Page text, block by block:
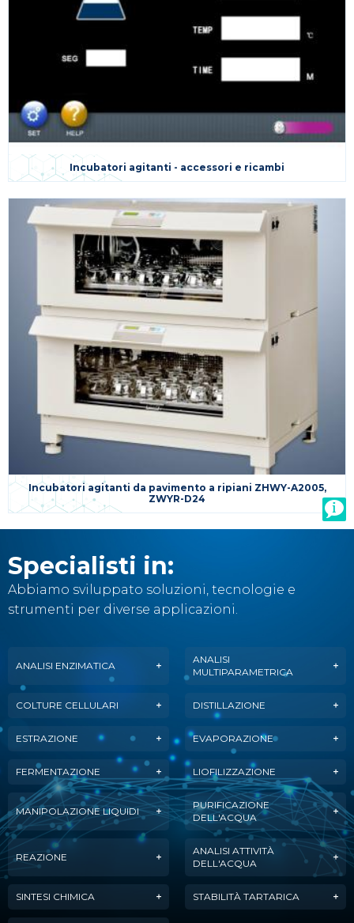
Incubatori agitanti - accessori e ricambi
Incubatori agitanti da pavimento a ripiani ZHWY-A2005,
ZWYR-D24
Specialisti in:
Abbiamo sviluppato soluzioni, tecnologie e
strumenti per diverse applicazioni.
ANALISI ENZIMATICA
ANALISI
MULTIPARAMETRICA
COLTURE CELLULARI DISTILLAZIONE
ESTRAZIONE EVAPORAZIONE
FERMENTAZIONE LIOFILIZZAZIONE
MANIPOLAZIONE LIQUIDI
PURIFICAZIONE
DELL'ACQUA
REAZIONE
ANALISI ATTIVITÀ
DELL'ACQUA
SINTESI CHIMICA STABILITÀ TARTARICA